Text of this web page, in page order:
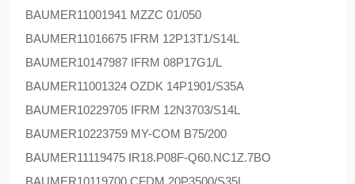
BAUMER11001941 MZZC 01/050
BAUMER11016675 IFRM 12P13T1/S14L
BAUMER10147987 IFRM 08P17G1/L
BAUMER11001324 OZDK 14P1901/S35A
BAUMER10229705 IFRM 12N3703/S14L
BAUMER10223759 MY-COM B75/200
BAUMER11119475 IR18.P08F-Q60.NC1Z.7BO
BAUMER10119700 CFDM 20P3500/S35L